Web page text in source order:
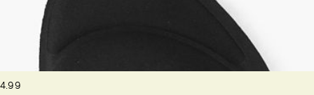
4.99